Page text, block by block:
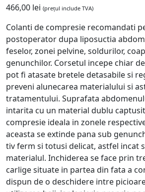
466,00 lei (prețul include TVA)
Colanti de compresie recomandati
postoperator dupa liposuctia
feselor, zonei pelvine, soldurilor,
genunchilor. Corsetul incepe chiar
pot fi atasate bretele detasabile si
preveni alunecarea materialului si
tratamentului. Suprafata
intarita cu un material dublu
compresie ideala in zonele
aceasta se extinde pana sub
tiv ferm si totusi delicat, astfel incat
materialul. Inchiderea se face prin
carlige situate in partea din fata a
dispun de o deschidere intre